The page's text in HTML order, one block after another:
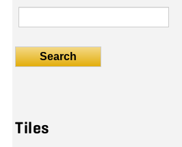
Search
Tiles